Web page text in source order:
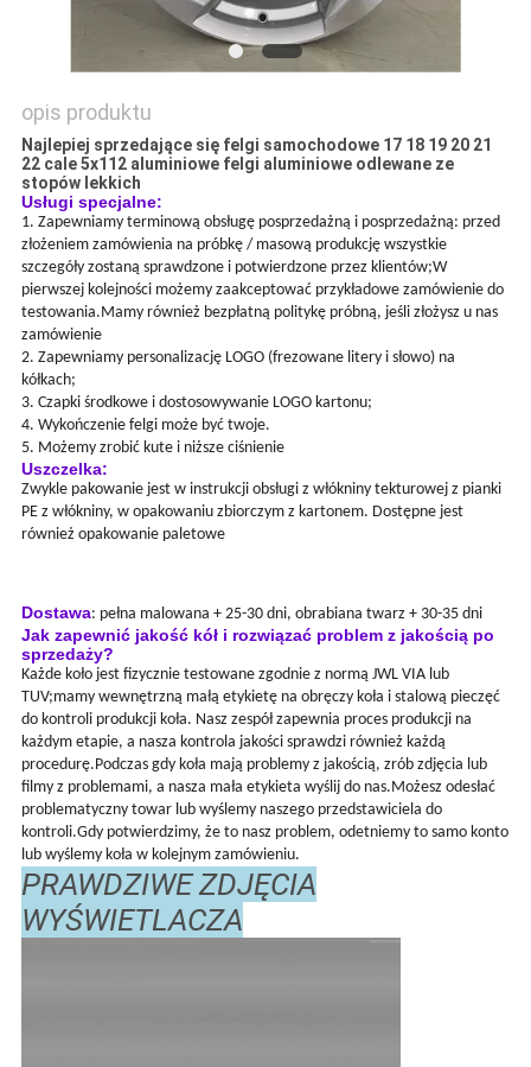
POLICY
opis produktu
Najlepiej sprzedające się felgi samochodowe 17 18 19 20 21
22 cale 5x112 aluminiowe felgi aluminiowe odlewane ze
stopów lekkich
Usługi specjalne:
1. Zapewniamy terminową obsługę posprzedażną i posprzedażną: przed
złożeniem zamówienia na próbkę / masową produkcję wszystkie
szczegóły zostaną sprawdzone i potwierdzone przez klientów;W
pierwszej kolejności możemy zaakceptować przykładowe zamówienie do
testowania.Mamy również bezpłatną politykę próbną, jeśli złożysz u nas
zamówienie
2. Zapewniamy personalizację LOGO (frezowane litery i słowo) na
kółkach;
3. Czapki środkowe i dostosowywanie LOGO kartonu;
4. Wykończenie felgi może być twoje.
5. Możemy zrobić kute i niższe ciśnienie
Uszczelka:
Zwykle pakowanie jest w instrukcji obsługi z włókniny tekturowej z pianki
PE z włókniny, w opakowaniu zbiorczym z kartonem. Dostępne jest
również opakowanie paletowe
Dostawa: pełna malowana + 25-30 dni, obrabiana twarz + 30-35 dni
Jak zapewnić jakość kół i rozwiązać problem z jakością po
sprzedaży?
Każde koło jest fizycznie testowane zgodnie z normą JWL VIA lub
TUV;mamy wewnętrzną małą etykietę na obręczy koła i stalową pieczęć
do kontroli produkcji koła. Nasz zespół zapewnia proces produkcji na
każdym etapie, a nasza kontrola jakości sprawdzi również każdą
procedurę.Podczas gdy koła mają problemy z jakością, zrób zdjęcia lub
filmy z problemami, a nasza mała etykieta wyślij do nas.Możesz odesłać
problematyczny towar lub wyślemy naszego przedstawiciela do
kontroli.Gdy potwierdzimy, że to nasz problem, odetniemy to samo konto
lub wyślemy koła w kolejnym zamówieniu.
PRAWDZIWE ZDJĘCIA
WYŚWIETLACZA